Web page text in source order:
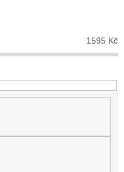
1595 Kč